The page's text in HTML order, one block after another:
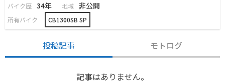
バイク歴 34年 地域 非公開
所有バイク CB1300SB SP
投稿記事 モトログ
記事はありません。